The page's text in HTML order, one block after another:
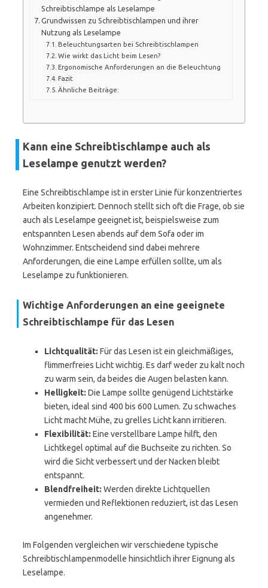
Schreibtischlampe als Leselampe
Grundwissen zu Schreibtischlampen und ihrer
Nutzung als Leselampe
Beleuchtungsarten bei Schreibtischlampen
Wie wirkt das Licht beim Lesen?
Ergonomische Anforderungen an die Beleuchtung
Fazit
Ähnliche Beiträge:
Kann eine Schreibtischlampe auch als
Leselampe genutzt werden?
Eine Schreibtischlampe ist in erster Linie für konzentriertes
Arbeiten konzipiert. Dennoch stellt sich oft die Frage, ob sie
auch als Leselampe geeignet ist, beispielsweise zum
entspannten Lesen abends auf dem Sofa oder im
Wohnzimmer. Entscheidend sind dabei mehrere
Anforderungen, die eine Lampe erfüllen sollte, um als
Leselampe zu funktionieren.
Wichtige Anforderungen an eine geeignete
Schreibtischlampe für das Lesen
Lichtqualität: Für das Lesen ist ein gleichmäßiges,
flimmerfreies Licht wichtig. Es darf weder zu kalt noch
zu warm sein, da beides die Augen belasten kann.
Helligkeit: Die Lampe sollte genügend Lichtstärke
bieten, ideal sind 400 bis 600 Lumen. Zu schwaches
Licht macht Mühe, zu grelles Licht kann irritieren.
Flexibilität: Eine verstellbare Lampe hilft, den
Lichtkegel optimal auf die Buchseite zu richten. So
wird die Sicht verbessert und der Nacken bleibt
entspannt.
Blendfreiheit: Werden direkte Lichtquellen
vermieden und Reflektionen reduziert, ist das Lesen
angenehmer.
Im Folgenden vergleichen wir verschiedene typische
Schreibtischlampenmodelle hinsichtlich ihrer Eignung als
Leselampe.